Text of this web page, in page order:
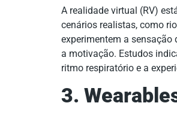
A realidade virtual (RV)
cenários realistas, como
experimentem a sensação
a motivação. Estudos
ritmo respiratório e a
3.